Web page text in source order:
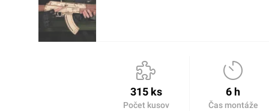
315 ks
Počet kusov
6 h
Čas montáže